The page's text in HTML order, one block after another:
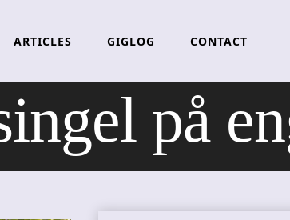
ARTICLES GIGLOG CONTACT
på